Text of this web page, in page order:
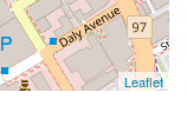
Leaflet